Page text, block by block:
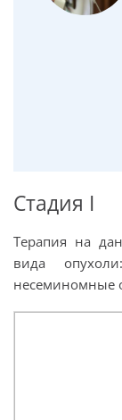
Стадия I
Терапия на
вида
несеминомные